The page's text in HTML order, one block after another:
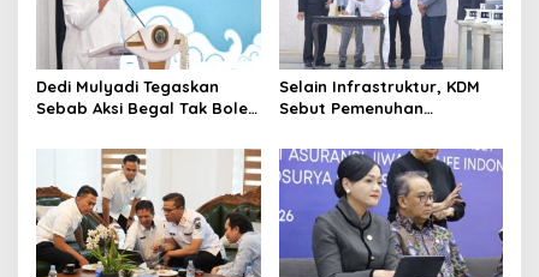
Dedi Mulyadi Tegaskan
Sebab Aksi Begal Tak Boleh
Ekonomi
Selain Infrastruktur, KDM
Sebut Pemenuhan
Masyarakat Jadi Fokus
APBD Jabar 2027